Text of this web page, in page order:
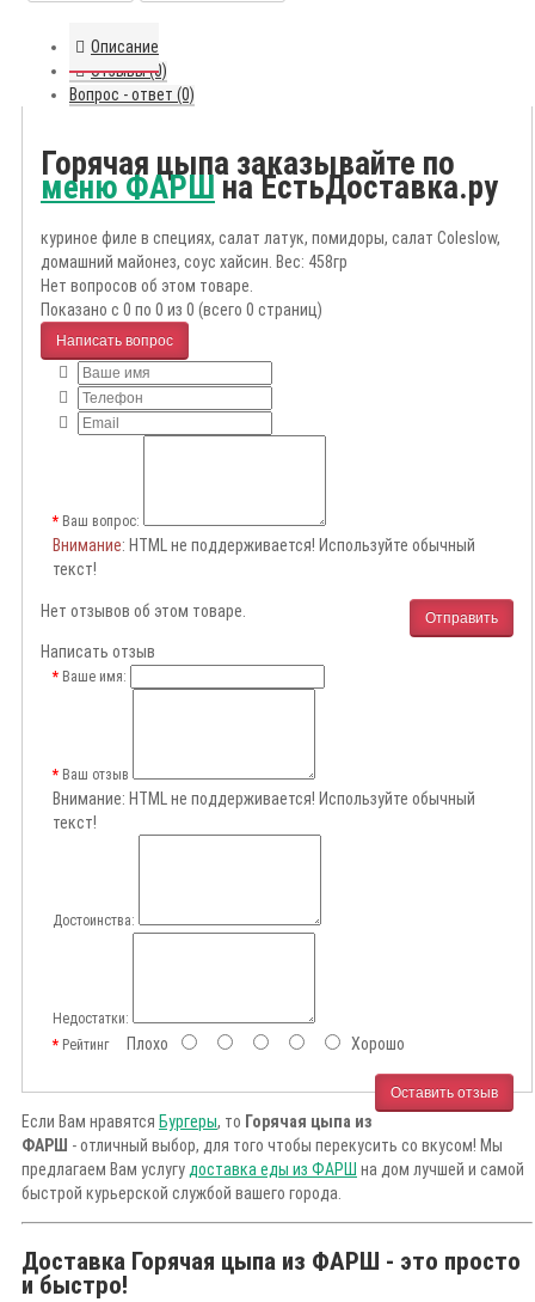
Описание
Отзывы (0)
Вопрос - ответ (0)
Горячая цыпа заказывайте по
меню ФАРШна ЕстьДоставка.ру
куриное филе в специях, салат латук, помидоры, салат Coleslow,
домашний майонез, соус хайсин. Вес: 458гр
Нет вопросов об этом товаре.
Показано с 0 по 0 из 0 (всего 0 страниц)
Написать вопрос
Ваш вопрос:
Внимание: HTML не поддерживается! Используйте обычный
текст!
Отправить
Нет отзывов об этом товаре.
Написать отзыв
Ваше имя:
Ваш отзыв
Внимание: HTML не поддерживается! Используйте обычный
текст!
Достоинства:
Недостатки:
РейтингПлохо Хорошо
Оставить отзыв
Если Вам нравятся Бургеры, то Горячая цыпа из
ФАРШ - отличный выбор, для того чтобы перекусить со вкусом! Мы
предлагаем Вам услугу доставка еды из ФАРШ на дом лучшей и самой
быстрой курьерской службой вашего города.
Доставка Горячая цыпа из ФАРШ - это просто
и быстро!